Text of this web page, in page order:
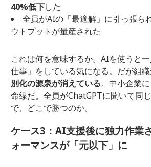
40%低下した
全員がAIの「最適解」に引っ張ら
ウトプットが量産された
これは何を意味するか。AIを使うと
仕事」をしている気になる。だが組織
別化の源泉が消えている。中小企業
命線だ。全員がChatGPTに聞いて同
で、どこで勝つのか。
ケース3：AI支援後に独力作業
ォーマンスが「元以下」に